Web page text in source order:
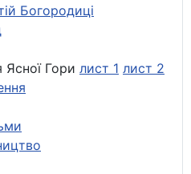
Богородиці
Ясної Гори лист 1 лист 2